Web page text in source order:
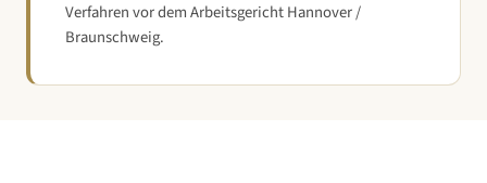
Verfahren vor demArbeitsgericht Hannover /
Braunschweig.